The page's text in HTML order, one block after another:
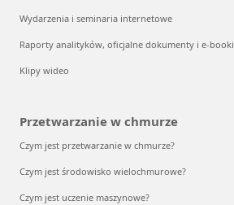
Wydarzenia i seminaria internetowe
Raporty analityków, oficjalne dokumenty i e-booki
Klipy wideo
Przetwarzanie w chmurze
Czym jest przetwarzanie w chmurze?
Czym jest środowisko wielochmurowe?
Czym jest uczenie maszynowe?